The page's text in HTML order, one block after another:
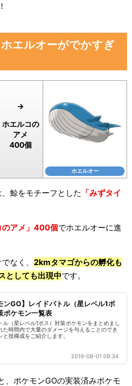
エルオーがでかすぎ
→
ホエルコの
アメ
400個
ホエルオー
、鯨をモチーフとした 「みずタイ
のアメ」400個でホエルオーに進
なく、 2kmタマゴからの孵化も
としても出現中です。
ンGO】レイドバトル（星レベル1ボ
ポケモン一覧表
ル（星レベル1ボス）対策ポケモンをまとめまし
た時間内で大量のダメージを与えることのでき
と技構成をご紹介します。
2019-08-01 09:34
、ポケモンGOの実装済みポケモ